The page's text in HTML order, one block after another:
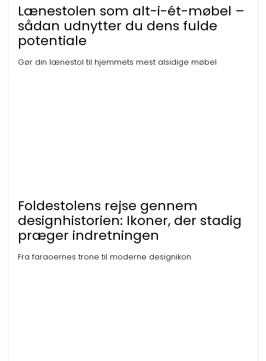
Lænestolen som alt-i-ét-møbel –
sådan udnytter du dens fulde
potentiale
Gør din lænestol til hjemmets mest alsidige møbel
Foldestolens rejse gennem
designhistorien: Ikoner, der stadig
præger indretningen
Fra faraoernes trone til moderne designikon